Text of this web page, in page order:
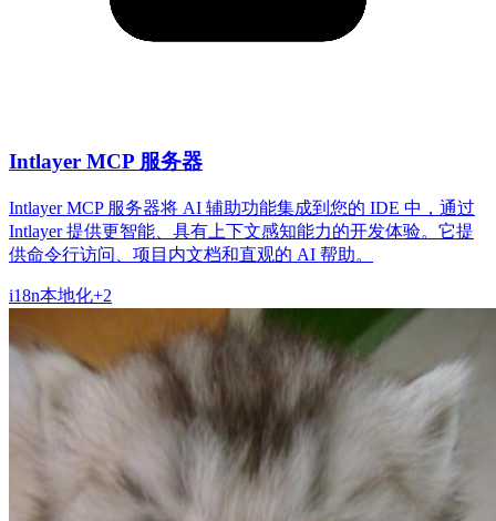
Intlayer MCP 服务器
Intlayer MCP 服务器将 AI 辅助功能集成到您的 IDE 中，通过
Intlayer 提供更智能、具有上下文感知能力的开发体验。它提
供命令行访问、项目内文档和直观的 AI 帮助。
i18n本地化+2